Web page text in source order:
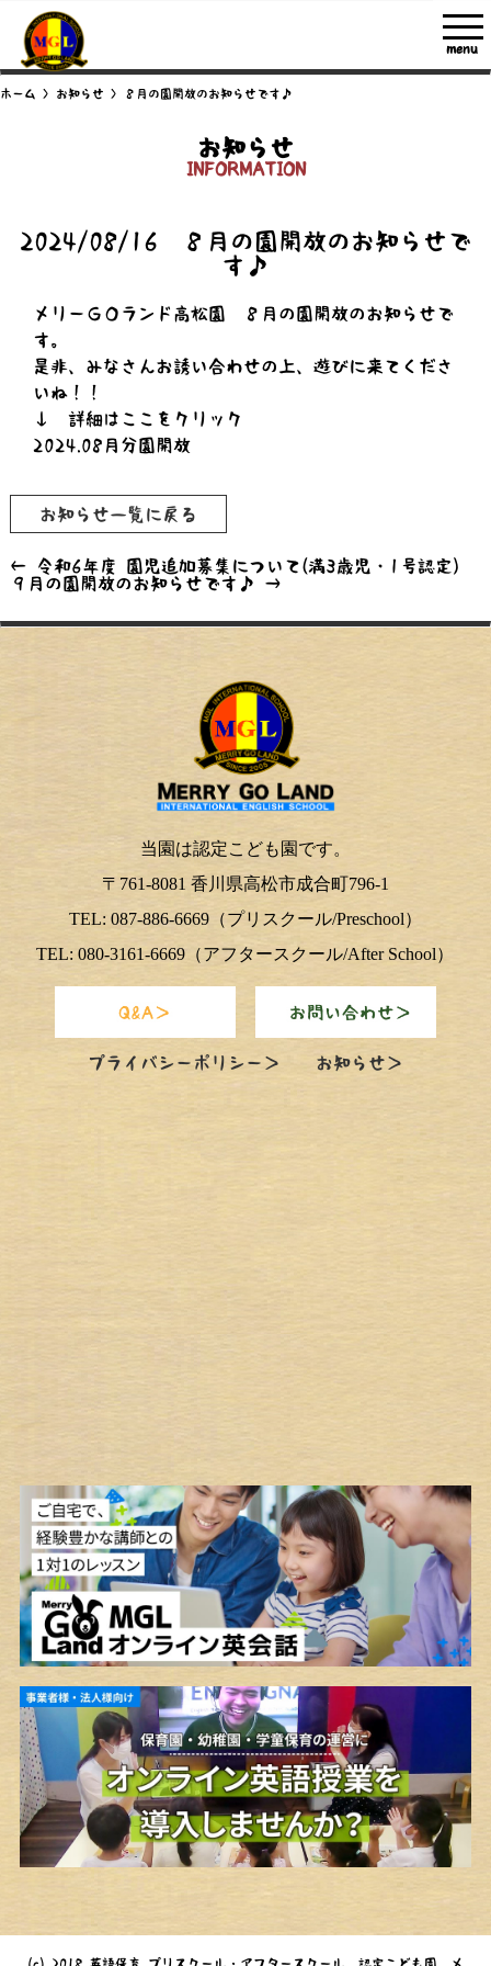
menu
ホーム > お知らせ > ８月の園開放のお知らせです♪
お知らせ
INFORMATION
2024/08/16 ８月の園開放のお知らせで
す♪
メリーＧＯランド高松園 ８月の園開放のお知らせで
す。
是非、みなさんお誘い合わせの上、遊びに来てくださ
いね！！
↓ 詳細はここをクリック
2024.08月分園開放
お知らせ一覧に戻る
← 令和6年度 園児追加募集について(満3歳児・1号認定)
９月の園開放のお知らせです♪ →
当園は認定こども園です。
〒761-8081 香川県高松市成合町796-1
TEL: 087-886-6669（プリスクール/Preschool）
TEL: 080-3161-6669（アフタースクール/After School）
プライバシーポリシー＞ お知らせ＞